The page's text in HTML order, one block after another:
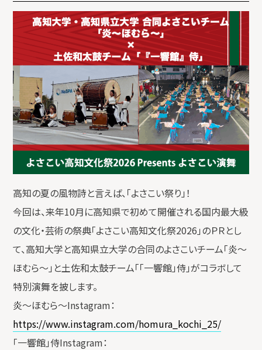
高知の夏の風物詩と言えば、「よさこい祭り」！
今回は、来年10月に高知県で初めて開催される国内最大級
の文化・芸術の祭典「よさこい高知文化祭2026」のＰＲとし
て、高知大学と高知県立大学の合同のよさこいチーム「炎～
ほむら～」と土佐和太鼓チーム「「一響館」侍」がコラボして
特別演舞を披します。
炎～ほむら～Instagram：
https://www.instagram.com/homura_kochi_25/
「一響館」侍Instagram：